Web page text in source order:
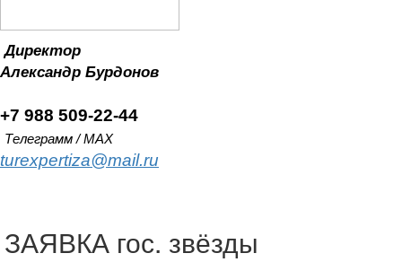
Директор
Александр Бурдонов
+7 988 509-22-44
Телеграмм / MAX
turexpertiza@mail.ru
ЗАЯВКА гос. звёзды